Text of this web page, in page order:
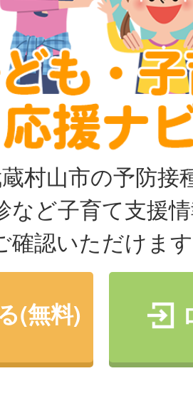
村山市の予防接
など子育て支援
確認いただけま
(無料)